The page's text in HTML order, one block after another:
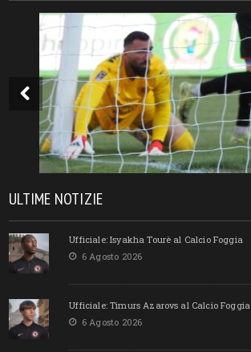
ULTIME NOTIZIE
Ufficiale: Isyakha Tourè al Calcio Foggia
6 Agosto 2026
Ufficiale: Timurs Azarovs al Calcio Foggia
6 Agosto 2026